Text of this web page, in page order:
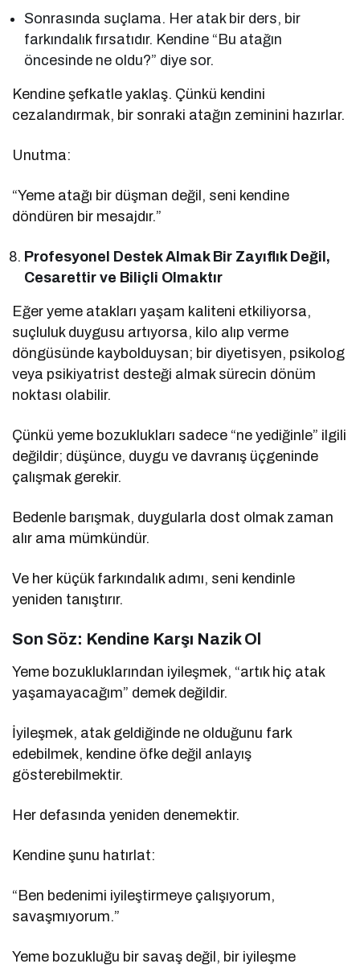
Sonrasında suçlama. Her atak bir ders, bir
farkındalık fırsatıdır. Kendine “Bu atağın
öncesinde ne oldu?” diye sor.
Kendine şefkatle yaklaş. Çünkü kendini
cezalandırmak, bir sonraki atağın zeminini hazırlar.
Unutma:
“Yeme atağı bir düşman değil, seni kendine
döndüren bir mesajdır.”
Profesyonel Destek Almak Bir Zayıflık Değil,
Cesarettir ve Biliçli Olmaktır
Eğer yeme atakları yaşam kaliteni etkiliyorsa,
suçluluk duygusu artıyorsa, kilo alıp verme
döngüsünde kaybolduysan; bir diyetisyen, psikolog
veya psikiyatrist desteği almak sürecin dönüm
noktası olabilir.
Çünkü yeme bozuklukları sadece “ne yediğinle” ilgili
değildir; düşünce, duygu ve davranış üçgeninde
çalışmak gerekir.
Bedenle barışmak, duygularla dost olmak zaman
alır ama mümkündür.
Ve her küçük farkındalık adımı, seni kendinle
yeniden tanıştırır.
Son Söz: Kendine Karşı Nazik Ol
Yeme bozukluklarından iyileşmek, “artık hiç atak
yaşamayacağım” demek değildir.
İyileşmek, atak geldiğinde ne olduğunu fark
edebilmek, kendine öfke değil anlayış
gösterebilmektir.
Her defasında yeniden denemektir.
Kendine şunu hatırlat:
“Ben bedenimi iyileştirmeye çalışıyorum,
savaşmıyorum.”
Yeme bozukluğu bir savaş değil, bir iyileşme